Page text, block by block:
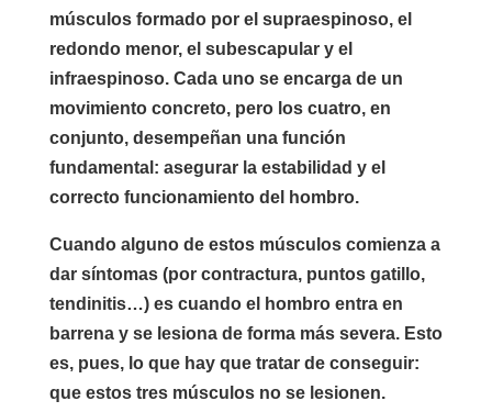
músculos formado por el supraespinoso, el
redondo menor, el subescapular y el
infraespinoso. Cada uno se encarga de un
movimiento concreto, pero los cuatro, en
conjunto, desempeñan una función
fundamental: asegurar la estabilidad y el
correcto funcionamiento del hombro.
Cuando alguno de estos músculos comienza a
dar síntomas (por contractura, puntos gatillo,
tendinitis…) es cuando el hombro entra en
barrena y se lesiona de forma más severa. Esto
es, pues, lo que hay que tratar de conseguir:
que estos tres músculos no se lesionen.